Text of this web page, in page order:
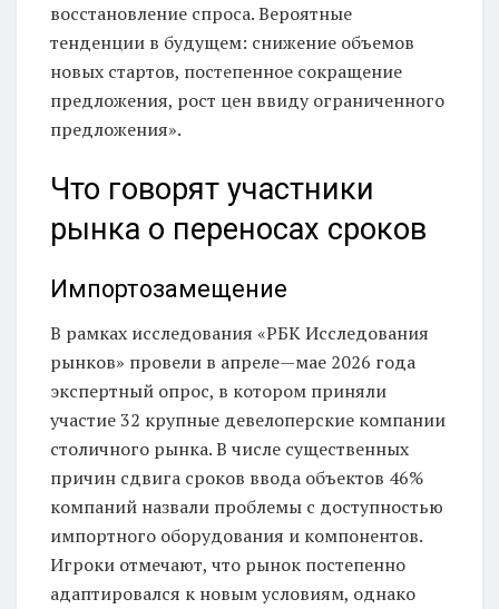
восстановление спроса. Вероятные
тенденции в будущем: снижение объемов
новых стартов, постепенное сокращение
предложения, рост цен ввиду ограниченного
предложения».
Что говорят участники
рынка о переносах сроков
Импортозамещение
В рамках исследования «РБК Исследования
рынков» провели в апреле—мае 2026 года
экспертный опрос, в котором приняли
участие 32 крупные девелоперские компании
столичного рынка. В числе существенных
причин сдвига сроков ввода объектов 46%
компаний назвали проблемы с доступностью
импортного оборудования и компонентов.
Игроки отмечают, что рынок постепенно
адаптировался к новым условиям, однако